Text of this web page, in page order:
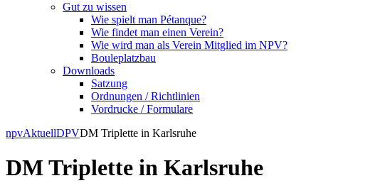
Gut zu wissen
Wie spielt man Pétanque?
Wie findet man einen Verein?
Wie wird man als Verein Mitglied im NPV?
Bouleplatzbau
Downloads
Satzung
Ordnungen / Richtlinien
Vordrucke / Formulare
Skip
content
npvAktuellDPVDM Triplette in Karlsruhe
DM Triplette in Karlsruhe